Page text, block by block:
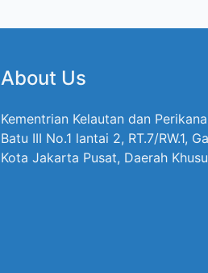
About Us
Kementrian Kelautan dan
Batu III No.1 lantai 2, RT.7/RW.1,
Kota Jakarta Pusat, Daerah